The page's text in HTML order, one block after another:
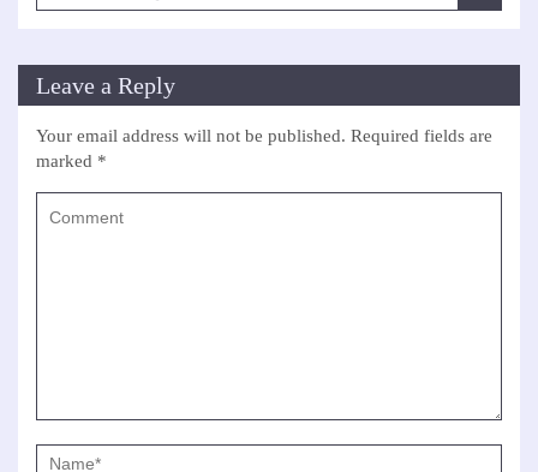
Leave a Reply
Your email address will not be published. Required fields are
marked *